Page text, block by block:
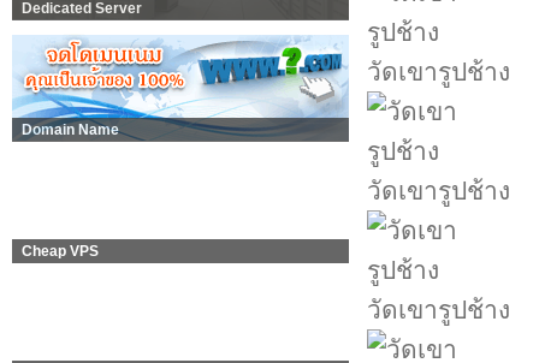
Dedicated Server
Domain Name
Cheap VPS
วัดเขารูปช้าง
วัดเขารูปช้าง
วัดเขารูปช้าง